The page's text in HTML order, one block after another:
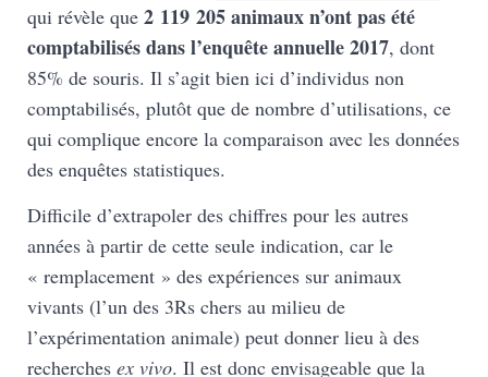
qui révèle que 2 119 205 animaux n’ont pas été
comptabilisés dans l’enquête annuelle 2017, dont
85% de souris. Il s’agit bien ici d’individus non
comptabilisés, plutôt que de nombre d’utilisations, ce
qui complique encore la comparaison avec les données
des enquêtes statistiques.
Difficile d’extrapoler des chiffres pour les autres
années à partir de cette seule indication, car le
« remplacement » des expériences sur animaux
vivants (l’un des 3Rs chers au milieu de
l’expérimentation animale) peut donner lieu à des
recherches ex vivo. Il est donc envisageable que la